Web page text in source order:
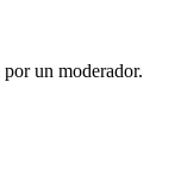
un moderador.